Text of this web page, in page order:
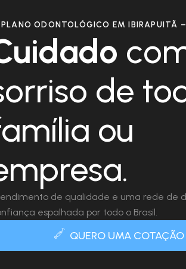
PLANO ODONTOLÓGICO EM IBIRAPUITÃ
de
ou
de qualidade e uma rede de
espalhada por todo o Brasil.
QUERO UMA COTAÇÃO